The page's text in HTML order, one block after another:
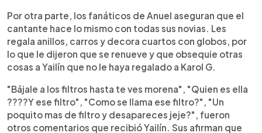
Por otra parte, los fanáticos de Anuel aseguran que el
cantante hace lo mismo con todas sus novias. Les
regala anillos, carros y decora cuartos con globos, por
lo que le dijeron que se renueve y que obsequie otras
cosas a Yailín que no le haya regalado a Karol G.
"Bájale a los filtros hasta te ves morena", "Quien es ella
????Y ese filtro", "Como se llama ese filtro?", "Un
poquito mas de filtro y desapareces jeje?", fueron
otros comentarios que recibió Yailín. Sus afirman que